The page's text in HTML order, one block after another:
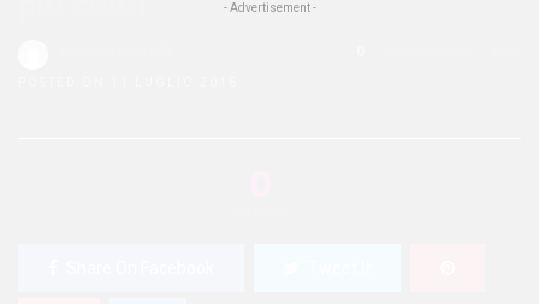
- Advertisement -